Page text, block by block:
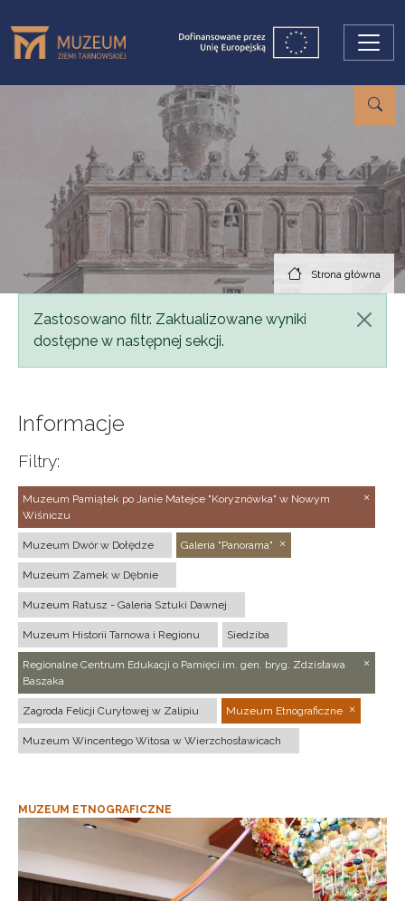
Strona główna
Komunikat
Zastosowano filtr. Zaktualizowane wyniki
dostępne w następnej sekcji.
Informacje
Filtry:
Muzeum Pamiątek po Janie Matejce "Koryznówka" w Nowym
Wiśniczu
Muzeum Dwór w Dołędze Galeria "Panorama"
Muzeum Zamek w Dębnie
Muzeum Ratusz - Galeria Sztuki Dawnej
Muzeum Historii Tarnowa i Regionu Siedziba
Regionalne Centrum Edukacji o Pamięci im. gen. bryg. Zdzisława
Baszaka
Zagroda Felicji Curyłowej w Zalipiu Muzeum Etnograficzne
Muzeum Wincentego Witosa w Wierzchosławicach
MUZEUM ETNOGRAFICZNE